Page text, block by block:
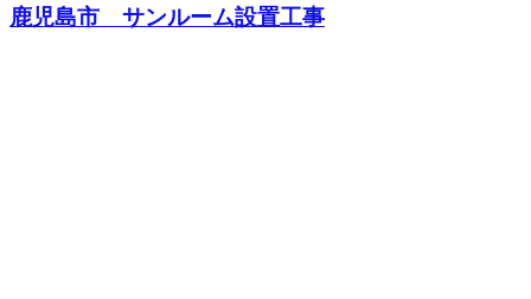
鹿児島市 サンルーム設置工事